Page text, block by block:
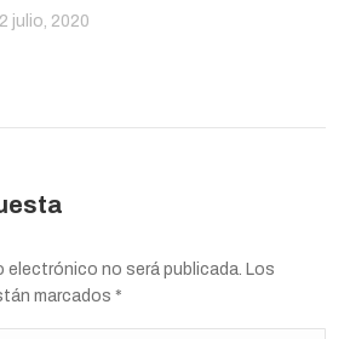
julio, 2020
electrónico no será publicada. Los
marcados *